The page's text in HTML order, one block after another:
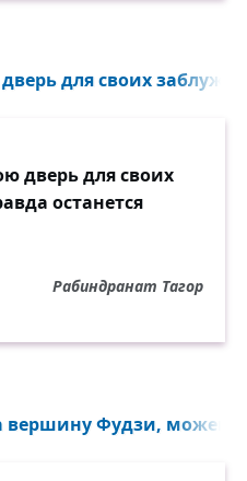
для своих
дверь для своих
останется
Рабиндранат Тагор
вершину Фудзи, можешь